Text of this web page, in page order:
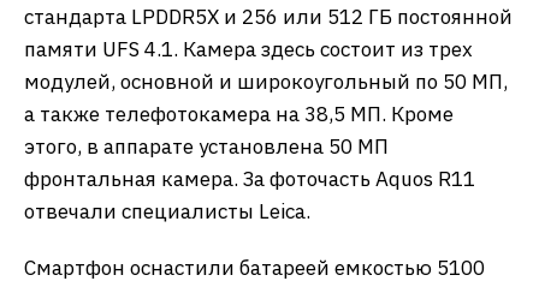
стандарта LPDDR5X и 256 или 512 ГБ постоянной
памяти UFS 4.1. Камера здесь состоит из трех
модулей, основной и широкоугольный по 50 МП,
а также телефотокамера на 38,5 МП. Кроме
этого, в аппарате установлена 50 МП
фронтальная камера. За фоточасть Aquos R11
отвечали специалисты Leica.
Смартфон оснастили батареей емкостью 5100